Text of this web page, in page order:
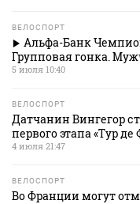
ВЕЛОСПОРТ
Альфа-Банк
Групповая гонка.
5 июля 10:40
ВЕЛОСПОРТ
Датчанин Вингегор
первого этапа «Тур де
4 июля 21:47
ВЕЛОСПОРТ
Во Франции могут